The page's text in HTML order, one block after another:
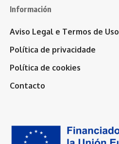
Información
Aviso Legal e Termos de Uso
Política de privacidade
Política de cookies
Contacto